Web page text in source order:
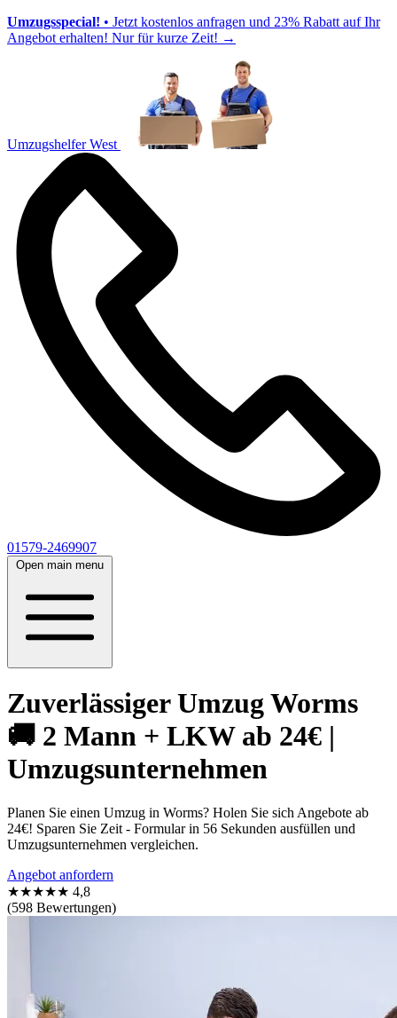
Umzugsspecial! • Jetzt kostenlos anfragen und 23% Rabatt auf Ihr
Angebot erhalten! Nur für kurze Zeit! →
Umzugshelfer West
01579-2469907
Open main menu
Zuverlässiger Umzug Worms
🚚 2 Mann + LKW ab 24€ |
Umzugsunternehmen
Planen Sie einen Umzug in Worms? Holen Sie sich Angebote ab
24€! Sparen Sie Zeit - Formular in 56 Sekunden ausfüllen und
Umzugsunternehmen vergleichen.
Angebot anfordern
★★★★★ 4,8
(598 Bewertungen)